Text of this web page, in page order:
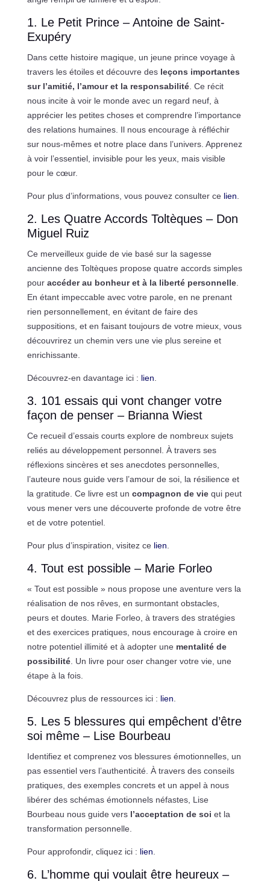
1. Le Petit Prince – Antoine de Saint-
Exupéry
Dans cette histoire magique, un jeune prince voyage à
travers les étoiles et découvre des leçons importantes
sur l’amitié, l’amour et la responsabilité. Ce récit
nous incite à voir le monde avec un regard neuf, à
apprécier les petites choses et comprendre l’importance
des relations humaines. Il nous encourage à réfléchir
sur nous-mêmes et notre place dans l’univers. Apprenez
à voir l’essentiel, invisible pour les yeux, mais visible
pour le cœur.
Pour plus d’informations, vous pouvez consulter ce lien
2. Les Quatre Accords Toltèques – Don
Miguel Ruiz
Ce merveilleux guide de vie basé sur la sagesse
ancienne des Toltèques propose quatre accords simples
pour accéder au bonheur et à la liberté personnelle.
En étant impeccable avec votre parole, en ne prenant
rien personnellement, en évitant de faire des
suppositions, et en faisant toujours de votre mieux, vous
découvrirez un chemin vers une vie plus sereine et
enrichissante.
Découvrez-en davantage ici : lien
3. 101 essais qui vont changer votre
façon de penser – Brianna Wiest
Ce recueil d’essais courts explore de nombreux sujets
reliés au développement personnel. À travers ses
réflexions sincères et ses anecdotes personnelles,
l’auteure nous guide vers l’amour de soi, la résilience et
la gratitude. Ce livre est un compagnon de viequi peut
vous mener vers une découverte profonde de votre être
et de votre potentiel.
Pour plus d’inspiration, visitez ce lien
4. Tout est possible – Marie Forleo
« Tout est possible » nous propose une aventure vers la
réalisation de nos rêves, en surmontant obstacles,
peurs et doutes. Marie Forleo, à travers des stratégies
et des exercices pratiques, nous encourage à croire en
notre potentiel illimité et à adopter une mentalité de
possibilité. Un livre pour oser changer votre vie, une
étape à la fois.
Découvrez plus de ressources ici : lien
5. Les 5 blessures qui empêchent d’être
soi même – Lise Bourbeau
Identifiez et comprenez vos blessures émotionnelles, un
pas essentiel vers l’authenticité. À travers des conseils
pratiques, des exemples concrets et un appel à nous
libérer des schémas émotionnels néfastes, Lise
Bourbeau nous guide vers l’acceptation de soi et la
transformation personnelle.
Pour approfondir, cliquez ici : lien
6. L’homme qui voulait être heureux –